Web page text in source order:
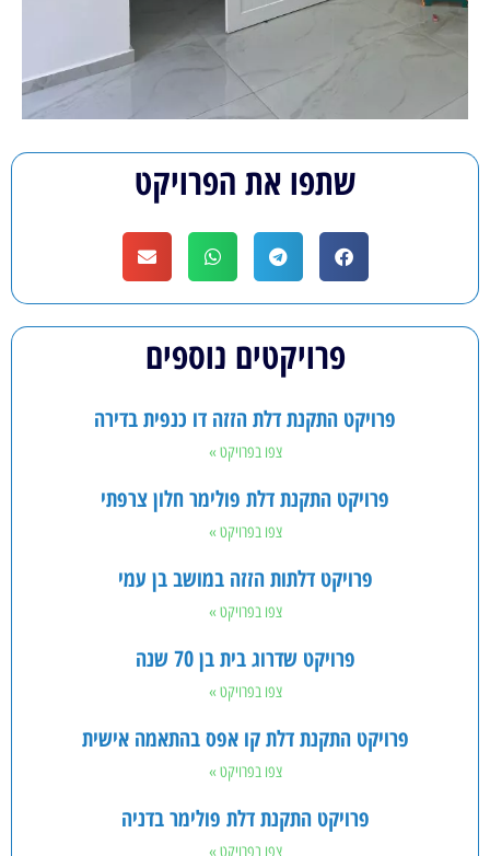
שתפו את הפרויקט
פרויקטים נוספים
פרויקט התקנת דלת הזזה דו כנפית בדירה
צפו בפרויקט »
פרויקט התקנת דלת פולימר חלון צרפתי
צפו בפרויקט »
פרויקט דלתות הזזה במושב בן עמי
צפו בפרויקט »
פרויקט שדרוג בית בן 70 שנה
צפו בפרויקט »
פרויקט התקנת דלת קו אפס בהתאמה אישית
צפו בפרויקט »
פרויקט התקנת דלת פולימר בדניה